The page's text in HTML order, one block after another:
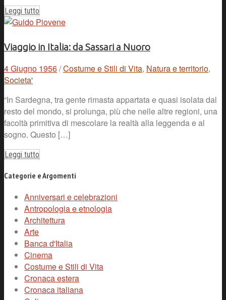
Leggi tutto
Viaggio in Italia: da Sassari a Nuoro
4 Giugno 1956/Costume e Stili di Vita, Natura e territorio,
Societa'
“In Sardegna, tra gente rimasta appartata e quasi isolata dal
resto del mondo, si prolunga, più che nelle altre regioni, una
facoltà primitiva di mescolare la realtà alla leggenda e al
sogno. Questo […]
Leggi tutto
Categorie e Argomenti
Anniversari e celebrazioni
Antropologia e etnologia
Architettura
Arte
Banca d'Italia
Cinema
Costume e Stili di Vita
Cronaca estera
Cronaca italiana